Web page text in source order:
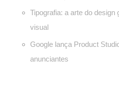
Tipografia: a arte do
visual
Google lança Product
anunciantes